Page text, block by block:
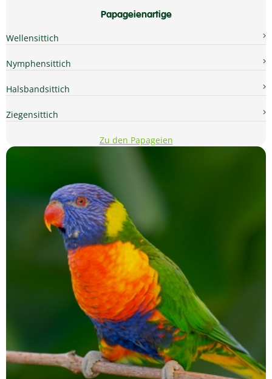
Papageienartige
Wellensittich
Nymphensittich
Halsbandsittich
Ziegensittich
Zu den Papageien